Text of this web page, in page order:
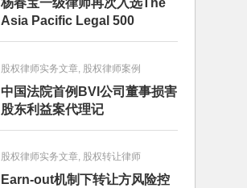
Asia Pacific Legal 500
股权律师实务文章, 股权律师案例
中国法院首例BVI公司董事损害
股东利益案代理记
股权律师实务文章, 股权转让律师
Earn-out机制下转让方风险控